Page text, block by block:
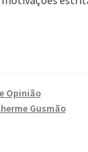
Opinião
Gusmão